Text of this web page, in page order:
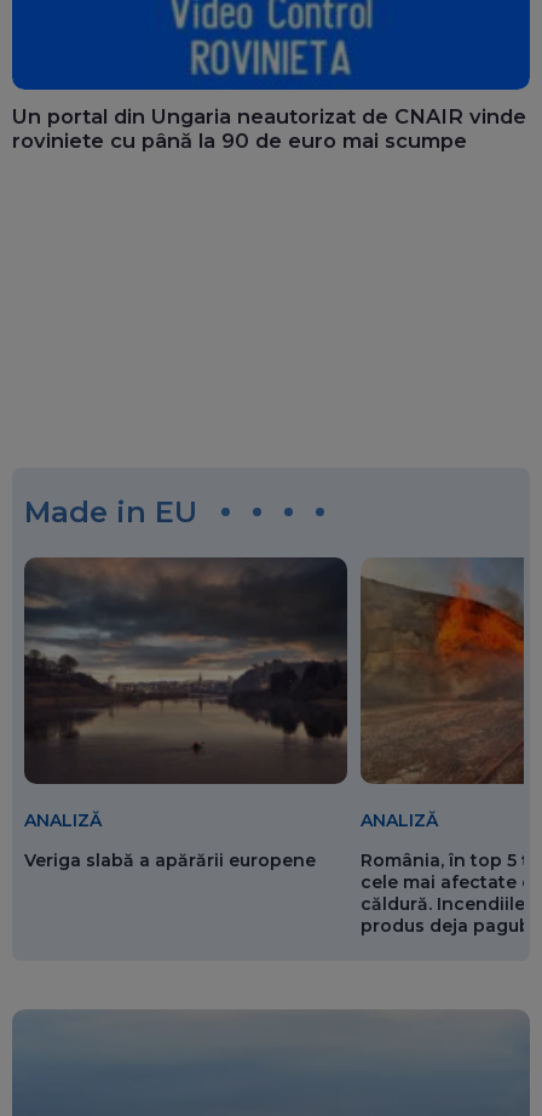
Un portal din Ungaria neautorizat de CNAIR vinde
roviniete cu până la 90 de euro mai scumpe
Made in EU
ANALIZĂ
Veriga slabă a apărării europene
ANALIZĂ
România, în top 5
cele mai afectate
căldură. Incendiile
produs deja